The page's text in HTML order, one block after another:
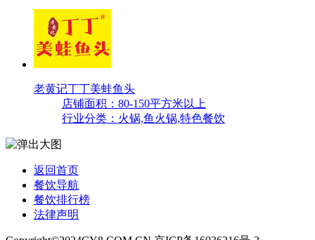
老黄记丁丁美蛙鱼头
店铺面积：80-150平方米以上
行业分类：火锅,鱼火锅,特色餐饮
返回首页
餐饮导航
餐饮排行榜
法律声明